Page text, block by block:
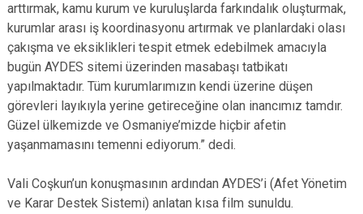
arttırmak, kamu kurum ve kuruluşlarda farkındalık oluşturmak,
kurumlar arası iş koordinasyonu artırmak ve planlardaki olası
çakışma ve eksiklikleri tespit etmek edebilmek amacıyla
bugün AYDES sitemi üzerinden masabaşı tatbikatı
yapılmaktadır. Tüm kurumlarımızın kendi üzerine düşen
görevleri layıkıyla yerine getireceğine olan inancımız tamdır.
Güzel ülkemizde ve Osmaniye’mizde hiçbir afetin
yaşanmamasını temenni ediyorum.” dedi.
Vali Coşkun’un konuşmasının ardından AYDES’i (Afet Yönetim
ve Karar Destek Sistemi) anlatan kısa film sunuldu.